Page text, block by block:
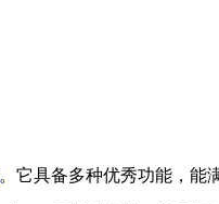
。它具备多种优秀功能，能